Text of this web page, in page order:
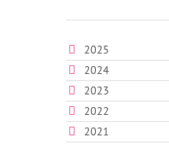
2025
2024
2023
2022
2021